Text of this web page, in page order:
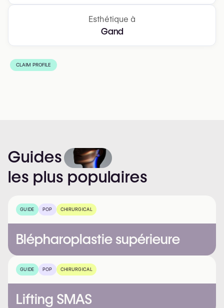
Esthétique à
Gand
CLAIM PROFILE
Guides
les plus populaires
GUIDE POP CHIRURGICAL
Blépharoplastie supérieure
GUIDE POP CHIRURGICAL
Lifting SMAS